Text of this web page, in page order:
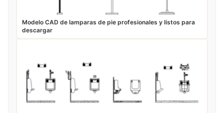
Modelo CAD de lamparas de pie profesionales y listos para
descargar